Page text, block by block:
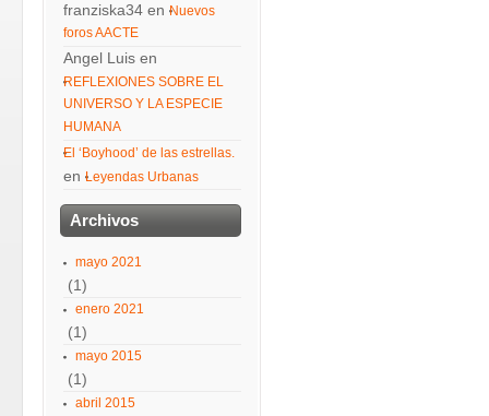
franziska34 en Nuevos
foros AACTE
Angel Luis en
REFLEXIONES SOBRE EL
UNIVERSO Y LA ESPECIE
HUMANA
El ‘Boyhood’ de las estrellas.
en Leyendas Urbanas
Archivos
mayo 2021
(1)
enero 2021
(1)
mayo 2015
(1)
abril 2015